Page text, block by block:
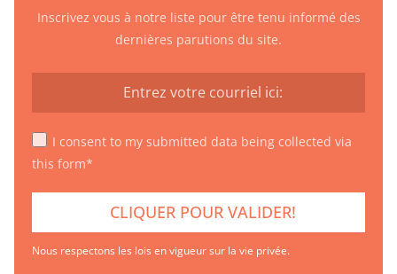
Inscrivez vous à notre liste pour être tenu informé des
dernières parutions du site.
I consent to my submitted data being collected via
this form*
Nous respectons les lois en vigueur sur la vie privée.